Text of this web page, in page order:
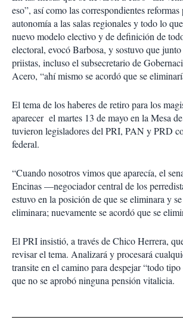
eso”, así como las correspondientes reformas
autonomía a las salas regionales y todo lo
nuevo modelo electivo y de definición de
electoral, evocó Barbosa, y sostuvo que
priistas, incluso el subsecretario de
Acero, “ahí mismo se acordó que se
El tema de los haberes de retiro para los
aparecer el martes 13 de mayo en la Mesa
tuvieron legisladores del PRI, PAN y PRD
federal.
“Cuando nosotros vimos que aparecía, el
Encinas —negociador central de los
estuvo en la posición de que se eliminara y
eliminara; nuevamente se acordó que se
El PRI insistió, a través de Chico Herrera,
revisar el tema. Analizará y procesará
transite en el camino para despejar “todo
que no se aprobó ninguna pensión vitalicia.